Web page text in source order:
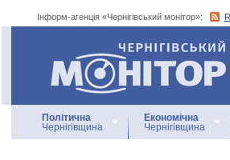
Інформ-агенція «Чернігівський монітор»:
Інформ-агенція
«Чернігівський монітор»
Політична
Чернігівщина
Економічна
Чернігівщина